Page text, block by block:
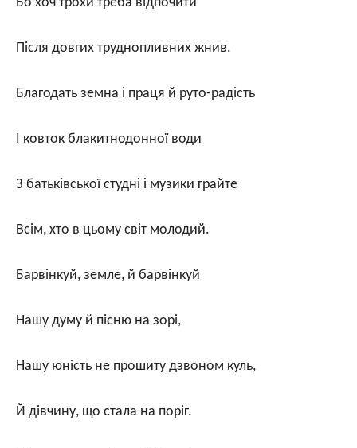
Після довгих труднопливних жнив.
Благодать земна і праця й руто-радість
І ковток блакитнодонної води
З батьківської студні і музики грайте
Всім, хто в цьому світ молодий.
Барвінкуй, земле, й барвінкуй
Нашу думу й пісню на зорі,
Нашу юність не прошиту дзвоном куль,
Й дівчину, що стала на поріг.